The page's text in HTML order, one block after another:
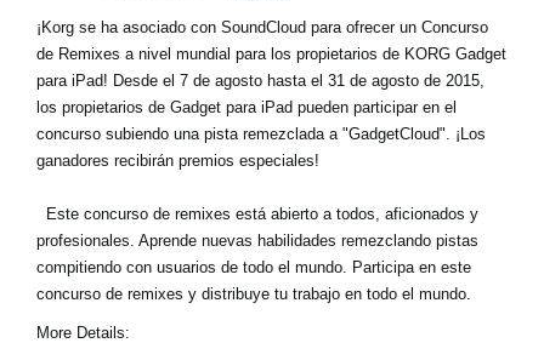
¡Korg se ha asociado con SoundCloud para ofrecer un Concurso
de Remixes a nivel mundial para los propietarios de KORG Gadget
para iPad! Desde el 7 de agosto hasta el 31 de agosto de 2015,
los propietarios de Gadget para iPad pueden participar en el
concurso subiendo una pista remezclada a "GadgetCloud". ¡Los
ganadores recibirán premios especiales!
Este concurso de remixes está abierto a todos, aficionados y
profesionales. Aprende nuevas habilidades remezclando pistas
compitiendo con usuarios de todo el mundo. Participa en este
concurso de remixes y distribuye tu trabajo en todo el mundo.
More Details: